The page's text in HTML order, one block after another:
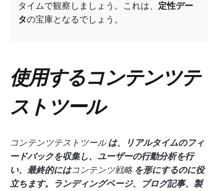
タイムで観察しましょう。これは、 定性デー
タの宝庫となるでしょう。
使用するコンテンツテ
ストツール
コンテンツテストツールは、リアルタイムのフィ
ードバックを収集し、ユーザーの行動分析を行
い、最終的にはコンテンツ戦略 を形にするのに役
立ちます。ランディングページ、ブログ記事、製